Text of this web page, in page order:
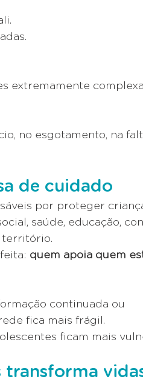
extremamente
no esgotamento, na
de cuidado
por proteger
saúde, educação,
território.
quem apoia quem
continuada ou
fica mais frágil.
ficam mais
transforma